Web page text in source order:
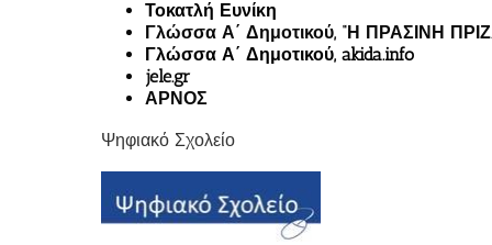
Τοκατλή Ευνίκη
Γλώσσα Α΄ Δημοτικού, “Η ΠΡΑΣΙΝΗ
Γλώσσα Α΄ Δημοτικού, akida.info
jele.gr
ΑΡΝΟΣ
Ψηφιακό Σχολείο